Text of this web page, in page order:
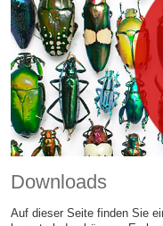
Downloads
Auf dieser Seite finden Sie